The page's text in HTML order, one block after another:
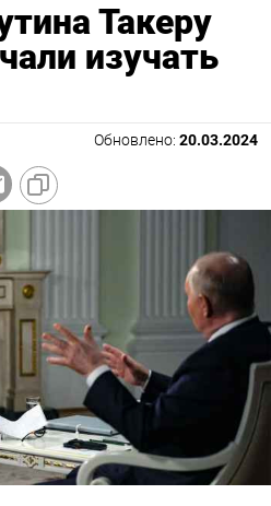
Такеру
изучать
Обновлено: 20.03.2024